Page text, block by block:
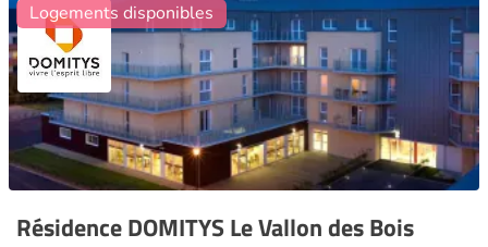
Résidence DOMITYS Le Vallon des Bois
Logements disponibles